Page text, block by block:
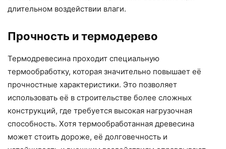
длительном воздействии влаги.
Прочность и термодерево
Термодревесина проходит специальную
термообработку, которая значительно повышает её
прочностные характеристики. Это позволяет
использовать её в строительстве более сложных
конструкций, где требуется высокая нагрузочная
способность. Хотя термообработанная древесина
может стоить дороже, её долговечность и